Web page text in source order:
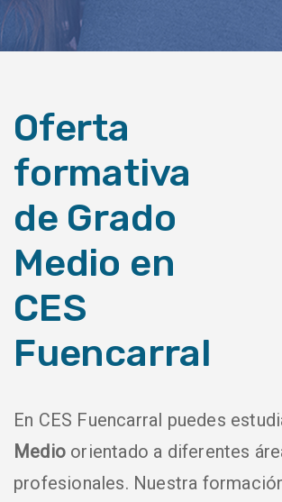
Oferta
formativa
de Grado
Medio en
CES
Fuencarral
En CES Fuencarral puedes
Medio orientado a diferentes
profesionales. Nuestra